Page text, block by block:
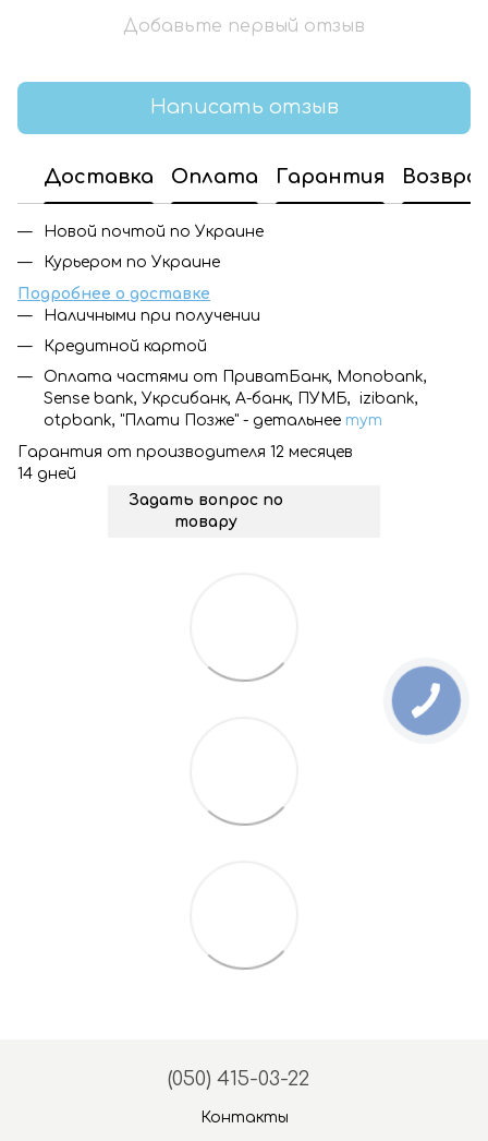
Добавьте первый отзыв
Написать отзыв
Доставка Оплата Гарантия
Новой почтой по Украине
Курьером по Украине
Подробнее о доставке
Наличными при получении
Кредитной картой
Оплата частями от ПриватБанк, Monobank,
Sense bank, Укрсибанк, А-банк, ПУМБ, izibank,
otpbank, "Плати Позже" - детальнее тут
Гарантия от производителя 12 месяцев
14 дней
Задать вопрос по
товару
(050) 415-03-22
Контакты